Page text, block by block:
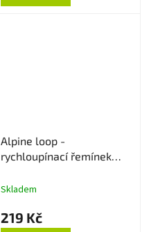
Alpine loop -
rychloupínací řemínek
Skladem
219 Kč